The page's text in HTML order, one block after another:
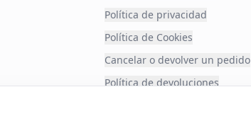
Política de privacidad
Política de Cookies
Cancelar o devolver un pedido
Política de devoluciones